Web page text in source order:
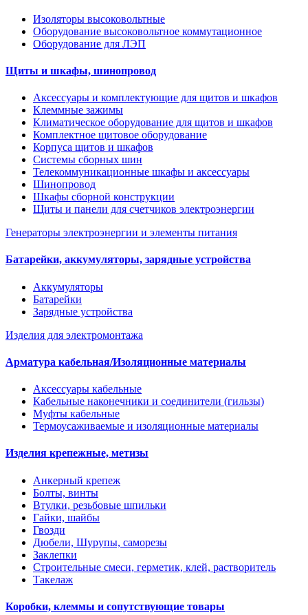
Изоляторы высоковольтные
Оборудование высоковольтное коммутационное
Оборудование для ЛЭП
Щиты и шкафы, шинопровод
Аксессуары и комплектующие для щитов и шкафов
Клеммные зажимы
Климатическое оборудование для щитов и шкафов
Комплектное щитовое оборудование
Корпуса щитов и шкафов
Системы сборных шин
Телекоммуникационные шкафы и аксессуары
Шинопровод
Шкафы сборной конструкции
Щиты и панели для счетчиков электроэнергии
Генераторы электроэнергии и элементы питания
Батарейки, аккумуляторы, зарядные устройства
Аккумуляторы
Батарейки
Зарядные устройства
Изделия для электромонтажа
Арматура кабельная/Изоляционные материалы
Аксессуары кабельные
Кабельные наконечники и соединители (гильзы)
Муфты кабельные
Термоусаживаемые и изоляционные материалы
Изделия крепежные, метизы
Анкерный крепеж
Болты, винты
Втулки, резьбовые шпильки
Гайки, шайбы
Гвозди
Дюбели, Шурупы, саморезы
Заклепки
Строительные смеси, герметик, клей, растворитель
Такелаж
Коробки, клеммы и сопутствующие товары